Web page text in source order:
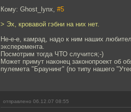
Кому: Ghost_lynx, #5
> Эх, кровавой гэбни на них нет.
Не-е-е, камрад, надо к ним наших
эксперемента.
Посмотрим тогда ЧТО случится;-)
Может примут наконец законопроект об
пулемета "Браунинг" (по типу нашего
отправлено 06.12.07 08:55